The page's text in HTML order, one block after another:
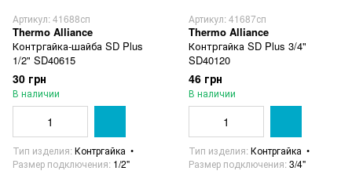
Артикул: 41688сп
Thermo Alliance
Контргайка-шайба SD Plus
1/2" SD40615
30 грн
В наличии
Тип изделия Контргайка
Размер подключения 1/2"
Артикул: 41687сп
Thermo Alliance
Контргайка SD Plus 3/4"
SD40120
46 грн
В наличии
Тип изделия Контргайка
Размер подключения 3/4"